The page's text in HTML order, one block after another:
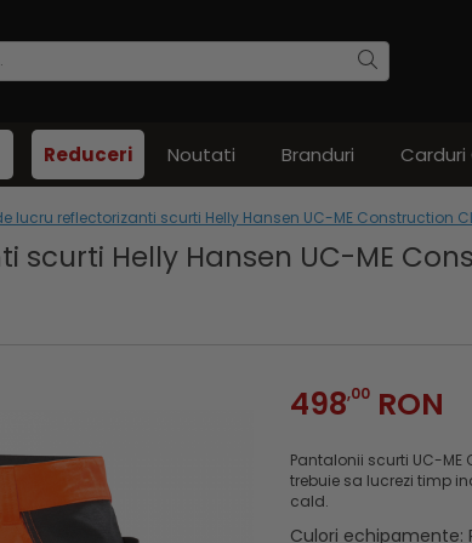
Reduceri Noutati Branduri
lucru reflectorizanti scurti Helly Hansen UC-ME Construction
Helly Hansen UC-ME
498,00 RON
Pantalonii scurti UC-
trebuie sa lucrezi timp
cald.
Culori echipamente: